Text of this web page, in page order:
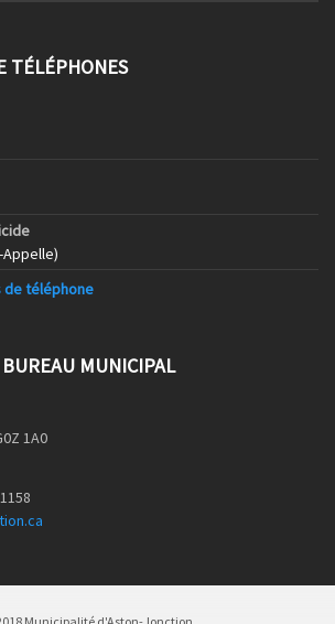
TÉLÉPHONES
Appelle)
de téléphone
MUNICIPAL
1A0